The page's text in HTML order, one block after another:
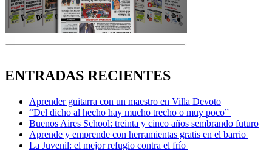
ENTRADAS RECIENTES
Aprender guitarra con un maestro en Villa Devoto
“Del dicho al hecho hay mucho trecho o muy poco”
Buenos Aires School: treinta y cinco años sembrando futuro
Aprende y emprende con herramientas gratis en el barrio
La Juvenil: el mejor refugio contra el frío